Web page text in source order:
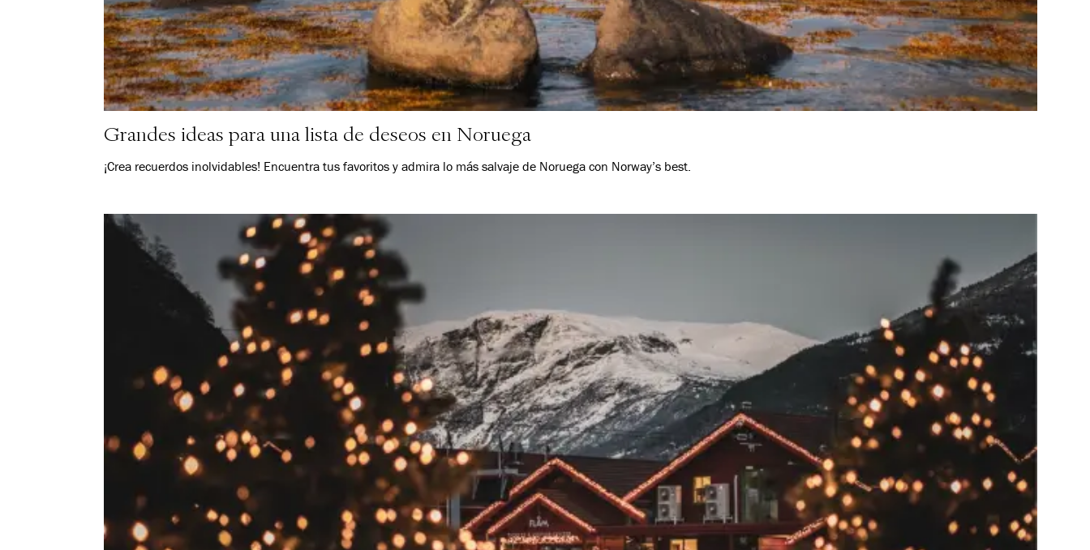
Grandes ideas para una lista de deseos en Noruega
¡Crea recuerdos inolvidables! Encuentra tus favoritos y admira lo más salvaje de Noruega con Norway’s best.